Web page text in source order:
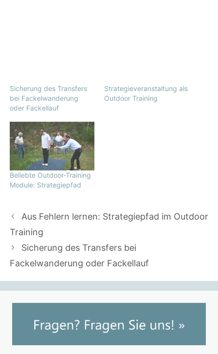
Sicherung des Transfers
bei Fackelwanderung
oder Fackellauf
Strategieveranstaltung als
Outdoor Training
Beliebte Outdoor-Training
Module: Strategiepfad
Aus Fehlern lernen: Strategiepfad im Outdoor
Training
Sicherung des Transfers bei
Fackelwanderung oder Fackellauf